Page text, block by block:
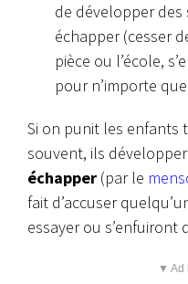
de développer des
échapper (cesser
pièce ou l’école,
pour n’importe
Si on punit les enfants
souvent, ils
échapper (par le
fait d’accuser
essayer ou s’enfuiront
▼ Ad